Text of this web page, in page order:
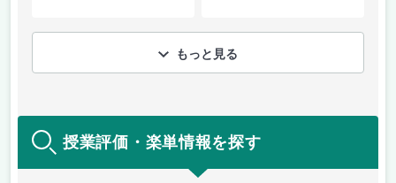
もっと見る
授業評価・楽単情報を探す